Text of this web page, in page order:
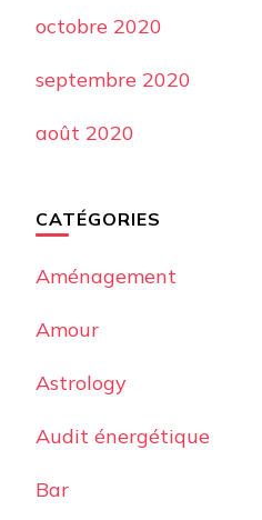
octobre 2020
septembre 2020
août 2020
CATÉGORIES
Aménagement
Amour
Astrology
Audit énergétique
Bar